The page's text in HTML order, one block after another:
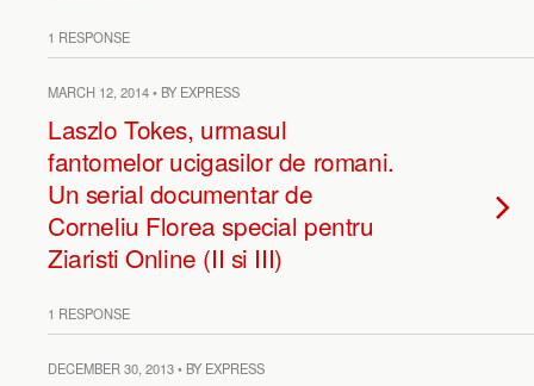
1 RESPONSE
MARCH 12, 2014 • BY EXPRESS
Laszlo Tokes, urmasul
fantomelor ucigasilor de romani.
Un serial documentar de
Corneliu Florea special pentru
Ziaristi Online (II si III)
1 RESPONSE
DECEMBER 30, 2013 • BY EXPRESS